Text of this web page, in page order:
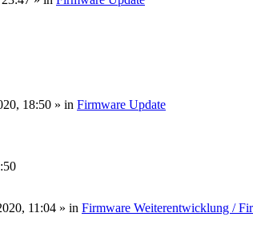
18:50 » in Firmware Update
11:04 » in Firmware Weiterentwicklung /